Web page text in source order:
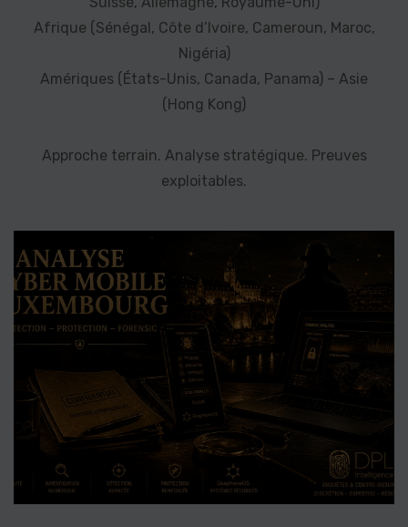
Afrique (Sénégal, Côte d’Ivoire, Cameroun, Maroc,
Nigéria)
Amériques (États-Unis, Canada, Panama) – Asie
(Hong Kong)
Approche terrain. Analyse stratégique. Preuves
exploitables.
Analyse téléphone espion Luxembourg